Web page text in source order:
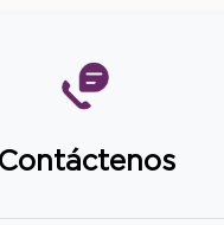
Contáctenos